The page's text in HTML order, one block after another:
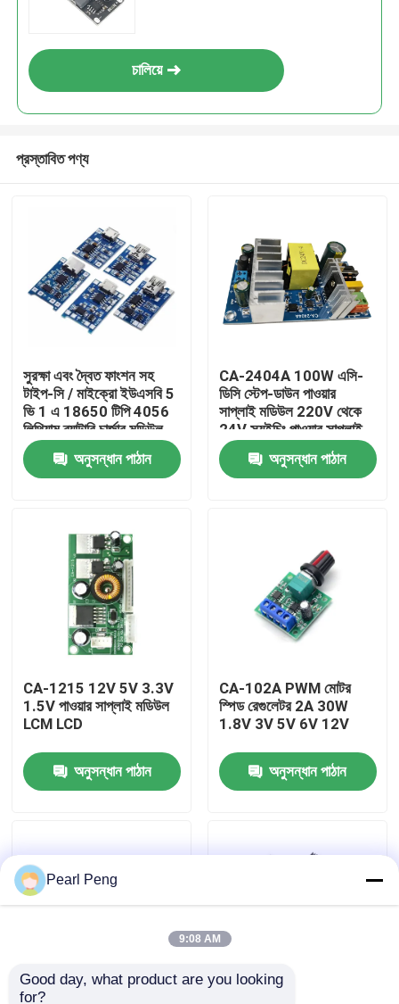
জমা দিন
আমাদের সম্পর্কে
কারখানা পরিদর্শন
গুণমান নিয়ন্ত্রণ
আমাদের সাথে যোগাযোগ করুন
মামলা
এম্প্লিফায়ার বোর্ড মডিউল
চালিয়ে
প্রস্তাবিত পণ্য
সুরক্ষা এবং দ্বৈত ফাংশন সহ
টাইপ-সি / মাইক্রো ইউএসবি 5
ভি 1 এ 18650 টিপি 4056
লিথিয়াম ব্যাটারি চার্জার মডিউল
অনুসন্ধান পাঠান
CA-2404A 100W এসি-
ডিসি স্টেপ-ডাউন পাওয়ার
সাপ্লাই মডিউল 220V থেকে
24V স্যুইচিং পাওয়ার সাপ্লাই
অনুসন্ধান পাঠান
CA-1215 12V 5V 3.3V
1.5V পাওয়ার সাপ্লাই মডিউল
LCM LCD
অনুসন্ধান পাঠান
CA-102A PWM মোটর
স্পিড রেগুলেটর 2A 30W
1.8V 3V 5V 6V 12V
অনুসন্ধান পাঠান
Pearl Peng
9:08 AM
Good day, what product are you looking
for?